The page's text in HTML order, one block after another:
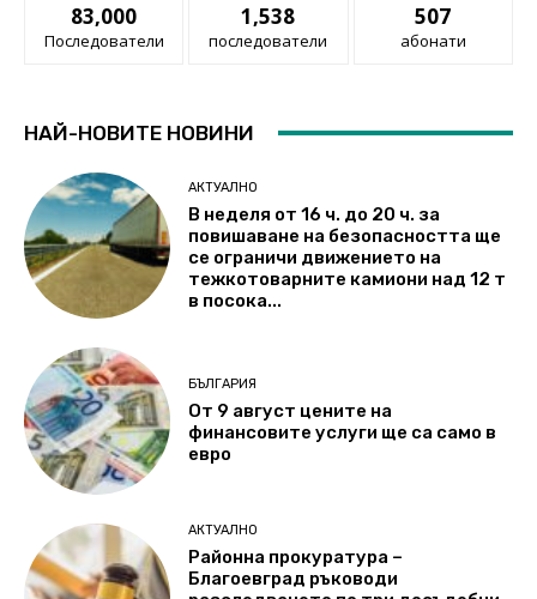
83,000
Последователи
1,538
последователи
507
абонати
НАЙ-НОВИТЕ НОВИНИ
АКТУАЛНО
В неделя от 16 ч. до 20 ч. за
повишаване на безопасността ще
се ограничи движението на
тежкотоварните камиони над 12 т
в посока...
БЪЛГАРИЯ
От 9 август цените на
финансовите услуги ще са само в
евро
АКТУАЛНО
Районна прокуратура –
Благоевград ръководи